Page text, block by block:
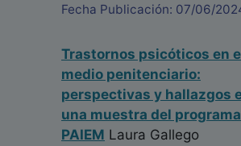
Fecha Publicación: 07/06/
Trastornos psicóticos en
medio penitenciario:
perspectivas y hallazgos
una muestra del programa
PAIEM Laura Gallego